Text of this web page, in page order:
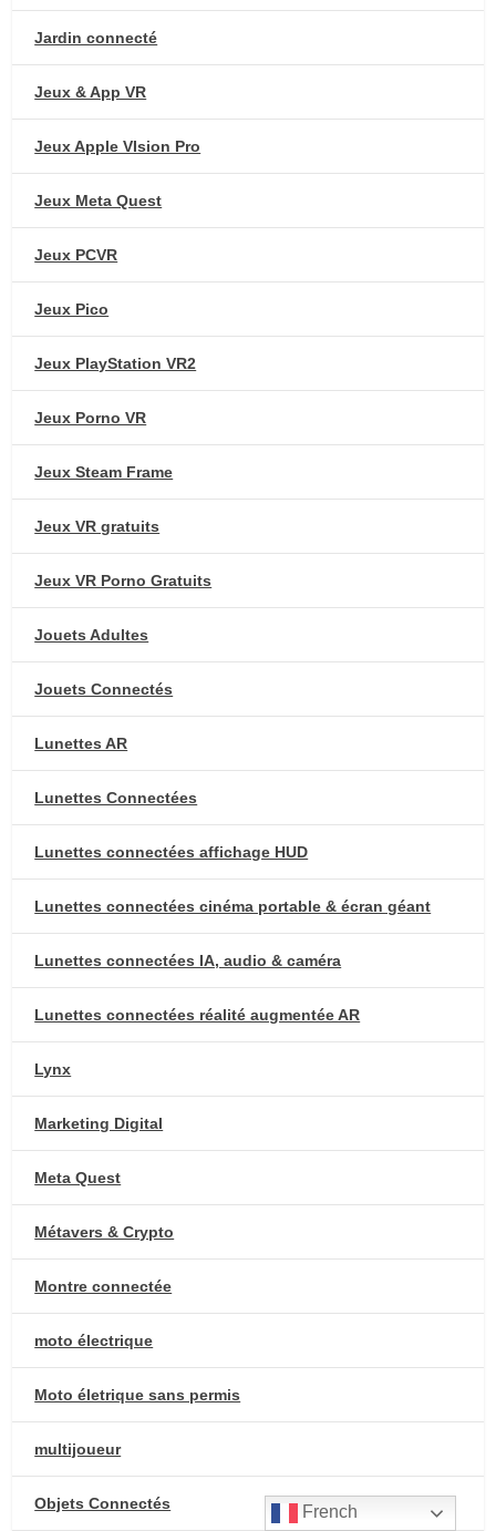
Jardin connecté
Jeux & App VR
Jeux Apple VIsion Pro
Jeux Meta Quest
Jeux PCVR
Jeux Pico
Jeux PlayStation VR2
Jeux Porno VR
Jeux Steam Frame
Jeux VR gratuits
Jeux VR Porno Gratuits
Jouets Adultes
Jouets Connectés
Lunettes AR
Lunettes Connectées
Lunettes connectées affichage HUD
Lunettes connectées cinéma portable & écran géant
Lunettes connectées IA, audio & caméra
Lunettes connectées réalité augmentée AR
Lynx
Marketing Digital
Meta Quest
Métavers & Crypto
Montre connectée
moto électrique
Moto életrique sans permis
multijoueur
Objets Connectés French